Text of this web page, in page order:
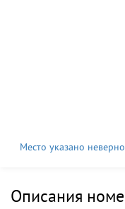
Место указано
Описания